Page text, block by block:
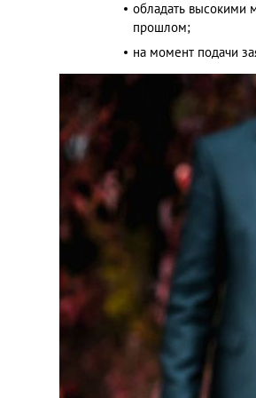
обладать высокими
прошлом;
на момент подачи